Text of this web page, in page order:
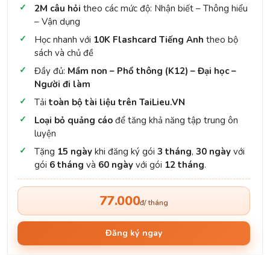
2M câu hỏi theo các mức độ: Nhận biết – Thông hiểu
– Vận dụng
Học nhanh với 10K Flashcard Tiếng Anh theo bộ
sách và chủ đề
Đầy đủ: Mầm non – Phổ thông (K12) – Đại học –
Người đi làm
Tải toàn bộ tài liệu trên TaiLieu.VN
Loại bỏ quảng cáo để tăng khả năng tập trung ôn
luyện
Tặng 15 ngày khi đăng ký gói 3 tháng, 30 ngày với
gói 6 tháng và 60 ngày với gói 12 tháng.
77.000đ/ tháng
Đăng ký ngay